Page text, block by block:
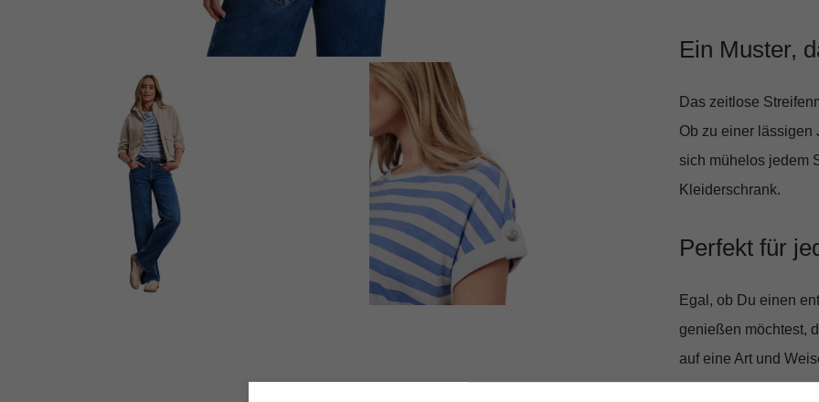
Ein Muster,
Das zeitlose
Ob zu einer lässigen
sich mühelos jedem
Kleiderschrank.
Perfekt für
Egal, ob Du einen
genießen möchtest,
auf eine Art und